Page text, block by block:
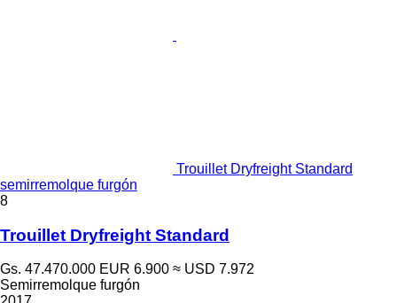
Trouillet Dryfreight Standard
semirremolque furgón
8
Trouillet Dryfreight Standard
Gs. 47.470.000 EUR 6.900 ≈ USD 7.972
Semirremolque furgón